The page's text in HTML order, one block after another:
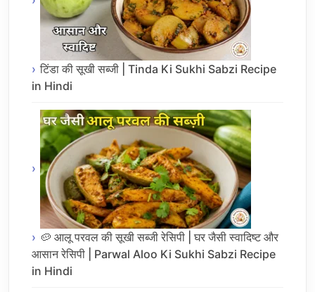
टिंडा की सूखी सब्जी | Tinda Ki Sukhi Sabzi Recipe
in Hindi
🥔 आलू परवल की सूखी सब्जी रेसिपी | घर जैसी स्वादिष्ट और
आसान रेसिपी | Parwal Aloo Ki Sukhi Sabzi Recipe
in Hindi